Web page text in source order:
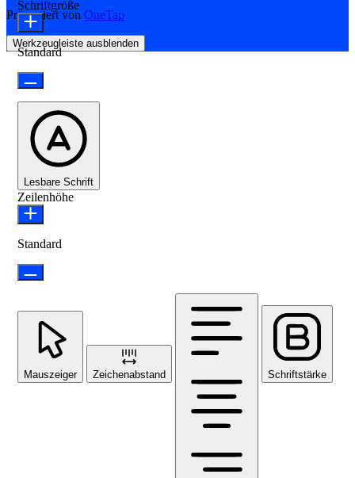
Präsentiert von OneTap
Werkzeugleiste ausblenden
Schriftgröße
Standard
Lesbare Schrift
Zeilenhöhe
Standard
Mauszeiger Zeichenabstand Schriftstärke